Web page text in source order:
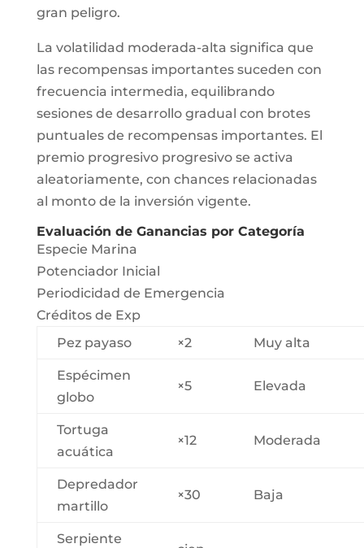
gran peligro.
La volatilidad moderada-alta significa que
las recompensas importantes suceden con
frecuencia intermedia, equilibrando
sesiones de desarrollo gradual con brotes
puntuales de recompensas importantes. El
premio progresivo progresivo se activa
aleatoriamente, con chances relacionadas
al monto de la inversión vigente.
Evaluación de Ganancias por Categoría
Especie Marina
Potenciador Inicial
Periodicidad de Emergencia
Créditos de Exp
Pez payaso
×2 Muy alta
Espécimen
globo
×5 Elevada
Tortuga
acuática
×12 Moderada
Depredador
martillo
×30 Baja
Serpiente